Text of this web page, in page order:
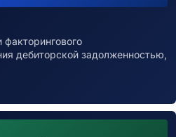
дебиторской задолженностью,